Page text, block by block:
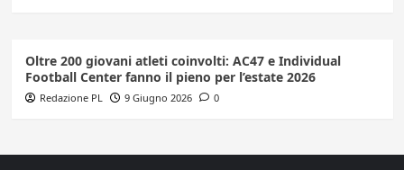
Oltre 200 giovani atleti coinvolti: AC47 e Individual
Football Center fanno il pieno per l’estate 2026
Redazione PL 9 Giugno 2026 0